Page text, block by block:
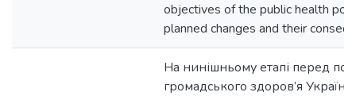
objectives of the public health
planned changes and their
На нинішньому етапі перед
громадського здоров’я України